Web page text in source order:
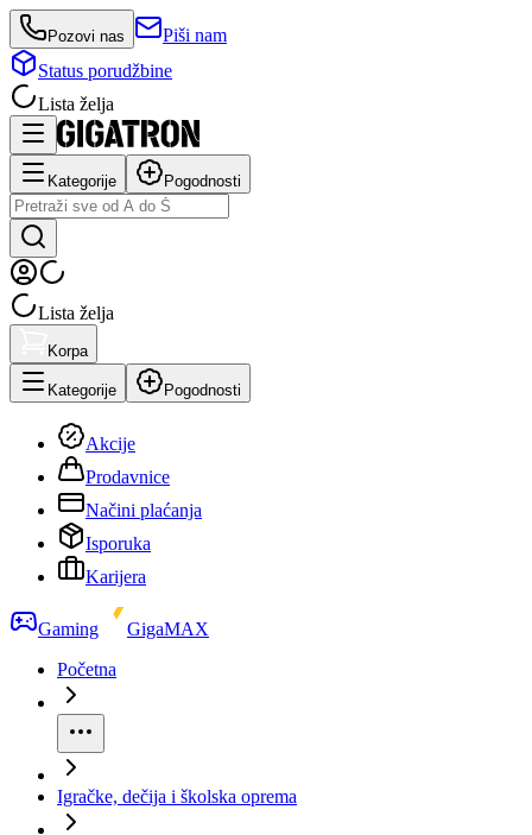
Pozovi nas
Piši nam
Status porudžbine
Lista želja
Kategorije Pogodnosti
Lista želja
Korpa
Kategorije Pogodnosti
Akcije
Prodavnice
Načini plaćanja
Isporuka
Karijera
Gaming
GigaMAX
Početna
Igračke, dečija i školska oprema